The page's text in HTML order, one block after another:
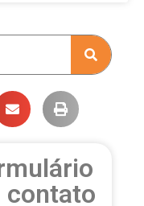
contato